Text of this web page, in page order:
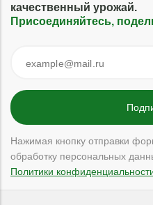
качественный урожай.
Присоединяйтесь,
Нажимая кнопку отправки
обработку персональных
Политики